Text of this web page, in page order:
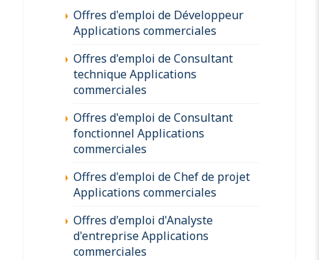
Offres d'emploi de Développeur
Applications commerciales
Offres d'emploi de Consultant
technique Applications
commerciales
Offres d'emploi de Consultant
fonctionnel Applications
commerciales
Offres d'emploi de Chef de projet
Applications commerciales
Offres d'emploi d'Analyste
d'entreprise Applications
commerciales